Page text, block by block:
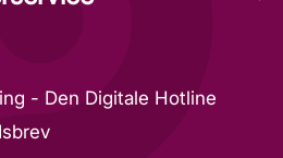
- Den Digitale Hotline